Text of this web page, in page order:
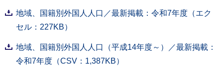
地域、国籍別外国人人口／最新掲載：令和7年度（エク
セル：227KB）
地域、国籍別外国人人口（平成14年度～）／最新掲載：
令和7年度（CSV：1,387KB）